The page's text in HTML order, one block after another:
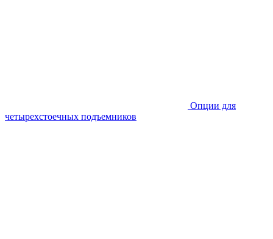
Опции для
четырехстоечных подъемников